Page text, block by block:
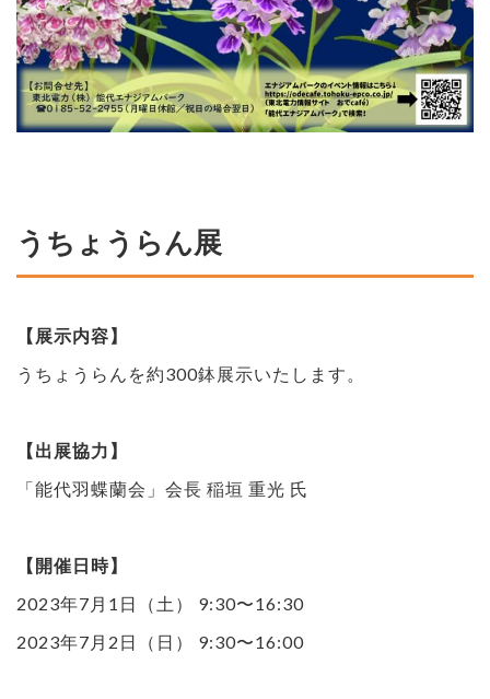
うちょうらん展
【展示内容】
うちょうらんを約300鉢展示いたします。
【出展協力】
「能代羽蝶蘭会」会長 稲垣 重光 氏
【開催日時】
2023年7月1日（土） 9:30〜16:30
2023年7月2日（日） 9:30〜16:00